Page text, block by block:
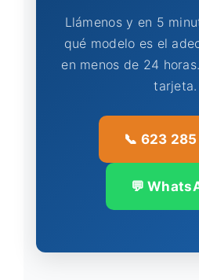
Llámenos y en 5
qué modelo es el
en menos de 24
tarjeta.
📞 623
💬